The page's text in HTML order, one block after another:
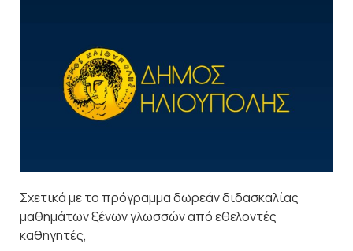
Σχετικά με το πρόγραμμα δωρεάν διδασκαλίας
μαθημάτων ξένων γλωσσών από εθελοντές
καθηγητές,